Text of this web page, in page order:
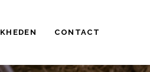
CONTACT